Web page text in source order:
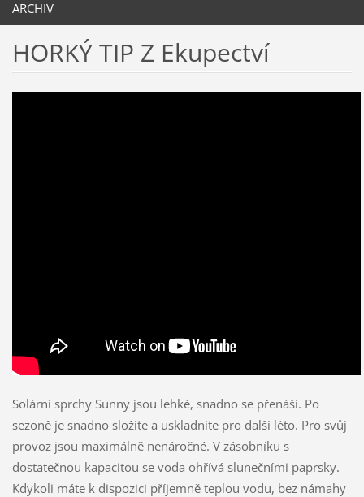
ARCHIV
HORKÝ TIP Z Ekupectví
Solární sprchy Sunny jsou lehké, snadno se přenáší. Po
sezoně je snadno složíte a uskladníte pro další léto. Pro svůj
provoz jsou maximálně nenáročné. V zásobníku s
dostatečnou kapacitou se voda ohřívá slunečními paprsky.
Kdykoli máte k dispozici příjemně teplou vodu, bez námahy